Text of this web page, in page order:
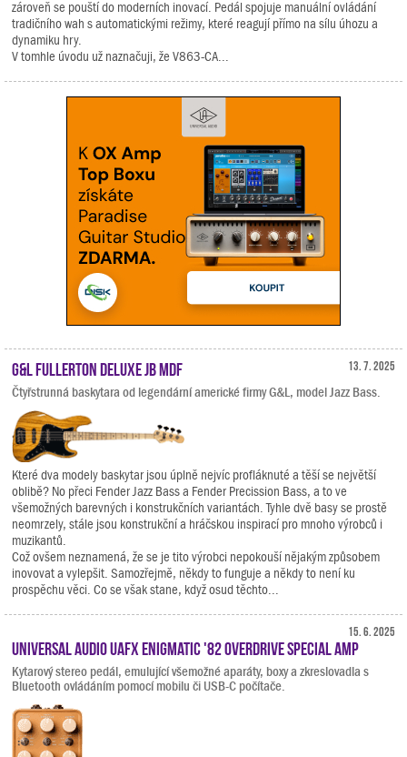
zároveň se pouští do moderních inovací. Pedál spojuje manuální ovládání
tradičního wah s automatickými režimy, které reagují přímo na sílu úhozu a
dynamiku hry.
V tomhle úvodu už naznačuji, že V863-CA...
13. 7. 2025
G&L Fullerton Deluxe JB MDF
Čtyřstrunná baskytara od legendární americké firmy G&L, model Jazz Bass.
Které dva modely baskytar jsou úplně nejvíc profláknuté a těší se největší
oblibě? No přeci Fender Jazz Bass a Fender Precission Bass, a to ve
všemožných barevných i konstrukčních variantách. Tyhle dvě basy se prostě
neomrzely, stále jsou konstrukční a hráčskou inspirací pro mnoho výrobců i
muzikantů.
Což ovšem neznamená, že se je tito výrobci nepokouší nějakým způsobem
inovovat a vylepšit. Samozřejmě, někdy to funguje a někdy to není ku
prospěchu věci. Co se však stane, když osud těchto...
15. 6. 2025
Universal Audio UAFX Enigmatic '82 Overdrive Special Amp
Kytarový stereo pedál, emulující všemožné aparáty, boxy a zkreslovadla s
Bluetooth ovládáním pomocí mobilu či USB-C počítače.